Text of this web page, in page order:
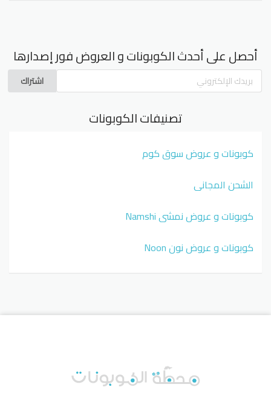
أحصل على أحدث الكوبونات و العروض فور إصدارها
اشتراك
تصنيفات الكوبونات
كوبونات و عروض سوق كوم
الشحن المجاني
كوبونات و عروض نمشي Namshi
كوبونات و عروض نون Noon